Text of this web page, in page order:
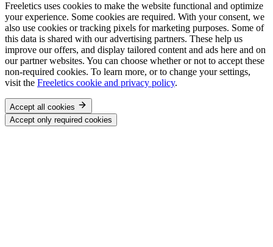
Freeletics uses cookies to make the website functional and optimize
your experience. Some cookies are required. With your consent, we
also use cookies or tracking pixels for marketing purposes. Some of
this data is shared with our advertising partners. These help us
improve our offers, and display tailored content and ads here and on
our partner websites. You can choose whether or not to accept these
non-required cookies. To learn more, or to change your settings,
visit the Freeletics cookie and privacy policy.
Accept all cookies
Accept only required cookies